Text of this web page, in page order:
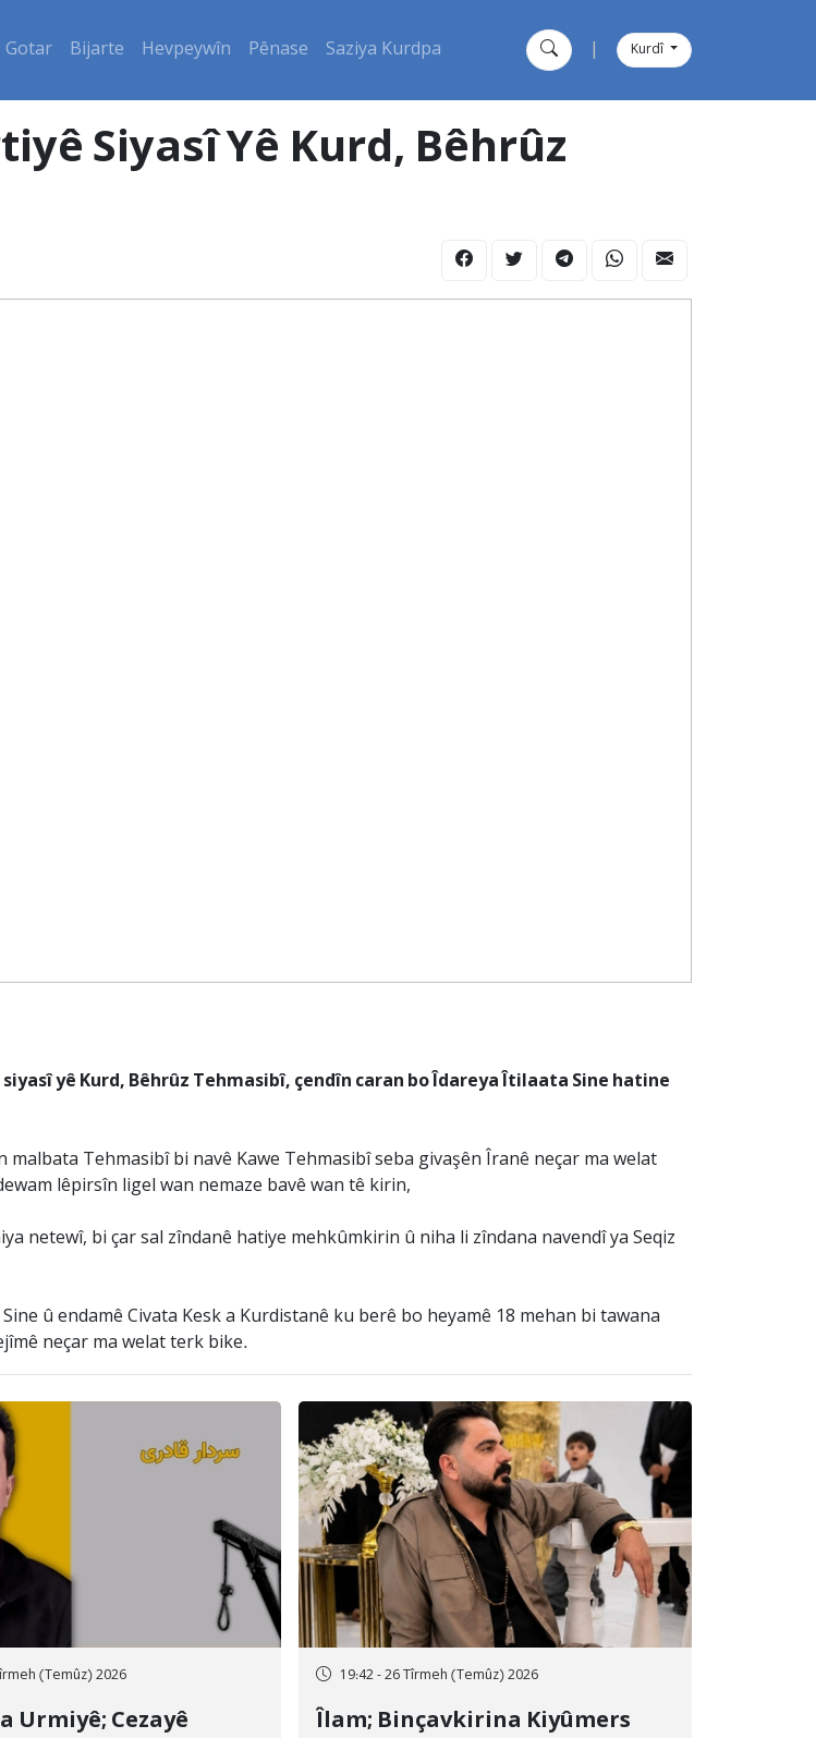
Gotar Bijarte Hevpeywîn Pênase Saziya Kurdpa Kurdî
Siyasî Yê Kurd, Bêhrûz
yê Kurd, Bêhrûz Tehmasibî, çendîn caran bo Îdareya Îtilaata Sine hatine
Tehmasibî bi navê Kawe Tehmasibî seba givaşên Îranê neçar ma welat
lêpirsîn ligel wan nemaze bavê wan tê kirin,
netewî, bi çar sal zîndanê hatiye mehkûmkirin û niha li zîndana navendî ya Seqiz
û endamê Civata Kesk a Kurdistanê ku berê bo heyamê 18 mehan bi tawana
neçar ma welat terk bike.
(Temûz) 2026
Urmiyê; Cezayê
19:42 - 26 Tîrmeh (Temûz) 2026
Îlam; Binçavkirina Kiyûmers